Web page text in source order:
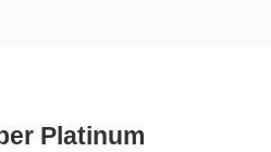
Platinum